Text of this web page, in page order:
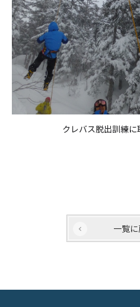
クレバス脱出訓練
一覧に